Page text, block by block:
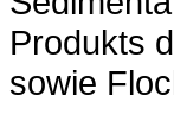
Produkts
sowie